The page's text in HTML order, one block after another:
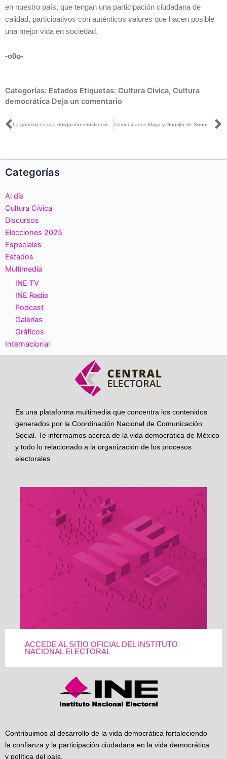
en nuestro país, que tengan una participación ciudadana de
calidad, participativos con auténticos valores que hacen posible
una mejor vida en sociedad.
-o0o-
Categorías: Estados Etiquetas: Cultura Cívica, Cultura
democrática Deja un comentario
Ant Comunidades Mayo y Guarijío de Sonora opinan y dialogan con el INE, en la primera reunión consultiva distrital con personas, pueblos y comunidades indígenas
Categorías
Al día
Cultura Cívica
Discursos
Elecciones 2025
Especiales
Estados
Multimedia
INE TV
INE Radio
Podcast
Galerías
Gráficos
Internacional
Es una plataforma multimedia que concentra los contenidos
generados por la Coordinación Nacional de Comunicación
Social. Te informamos acerca de la vida democrática de México
y todo lo relacionado a la organización de los procesos
electorales
ACCEDE AL SITIO OFICIAL DEL INSTITUTO
NACIONAL ELECTORAL
Contribuimos al desarrollo de la vida democrática fortaleciendo
la confianza y la participación ciudadana en la vida democrática
y política del país.